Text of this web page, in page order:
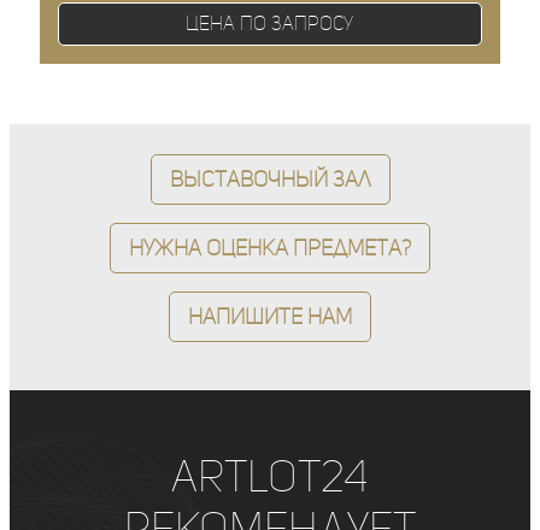
Цена по запросу
Выставочный зал
Нужна оценка предмета?
Напишите нам
ArtLot24